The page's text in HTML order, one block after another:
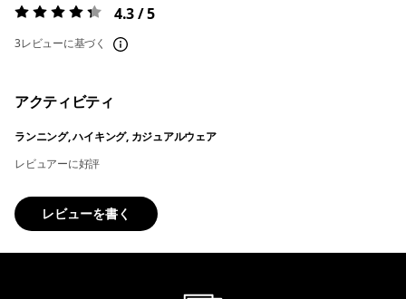
評価:4.3 / 5 4.3 / 5
3レビューに基づく
アクティビティ
ランニング, ハイキング, カジュアルウェア
レビュアーに好評
レビューを書く